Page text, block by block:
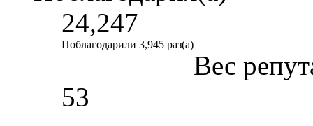
24,247
Поблагодарили 3,945 раз(а)
Вес
53